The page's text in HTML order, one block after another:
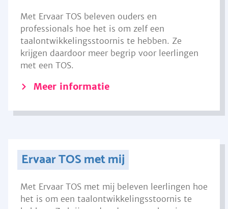
Met Ervaar TOS beleven ouders en
professionals hoe het is om zelf een
taalontwikkelingsstoornis te hebben. Ze
krijgen daardoor meer begrip voor leerlingen
met een TOS.
Meer informatie
Ervaar TOS met mij
Met Ervaar TOS met mij beleven leerlingen hoe
het is om een taalontwikkelingsstoornis te